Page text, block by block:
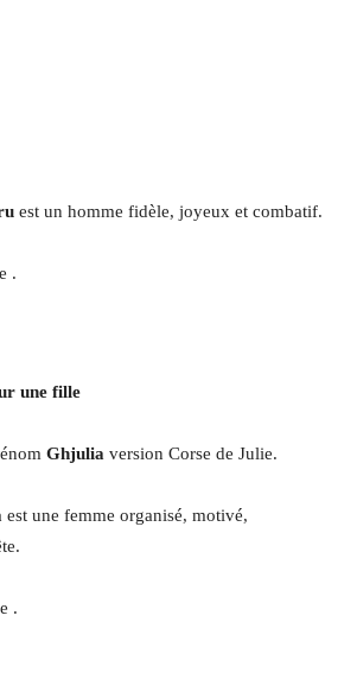
est un homme fidèle, joyeux et combatif.
.
une fille
Ghjulia version Corse de Julie.
est une femme organisé, motivé,
.
.